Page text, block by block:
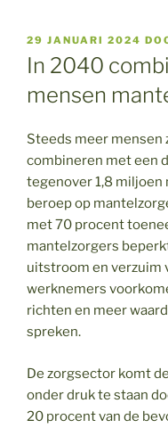
GEPLAATST
OP
29 JANUARI 2024
In 2040
mensen
Steeds meer
combineren met een
tegenover 1,8 miljoen
beroep op
met 70 procent
mantelzorgers
uitstroom en verzuim
werknemers
richten en meer
spreken.
De zorgsector komt
onder druk te staan
20 procent van de